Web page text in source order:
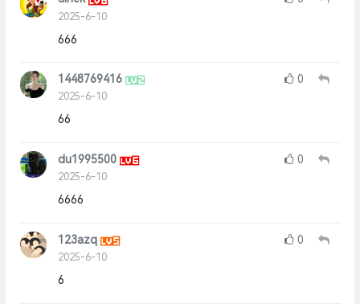
2025-6-10
666
1448769416
2025-6-10
0
66
du1995500
2025-6-10
0
6666
123azq
2025-6-10
0
6